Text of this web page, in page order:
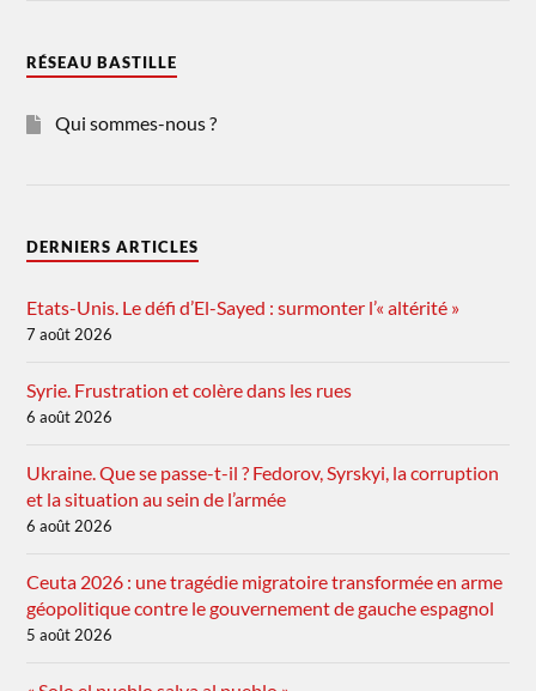
RÉSEAU BASTILLE
Qui sommes-nous ?
DERNIERS ARTICLES
Etats-Unis. Le défi d’El-Sayed : surmonter l’« altérité »
7 août 2026
Syrie. Frustration et colère dans les rues
6 août 2026
Ukraine. Que se passe-t-il ? Fedorov, Syrskyi, la corruption
et la situation au sein de l’armée
6 août 2026
Ceuta 2026 : une tragédie migratoire transformée en arme
géopolitique contre le gouvernement de gauche espagnol
5 août 2026